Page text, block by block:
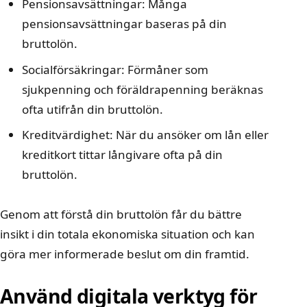
Pensionsavsättningar: Många
pensionsavsättningar baseras på din
bruttolön.
Socialförsäkringar: Förmåner som
sjukpenning och föräldrapenning beräknas
ofta utifrån din bruttolön.
Kreditvärdighet: När du ansöker om lån eller
kreditkort tittar långivare ofta på din
bruttolön.
Genom att förstå din bruttolön får du bättre
insikt i din totala ekonomiska situation och kan
göra mer informerade beslut om din framtid.
Använd digitala verktyg för